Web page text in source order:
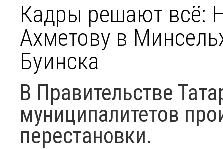
Кадры решают всё:
Ахметову в
Буинска
В Правительстве
муниципалитетов
перестановки.